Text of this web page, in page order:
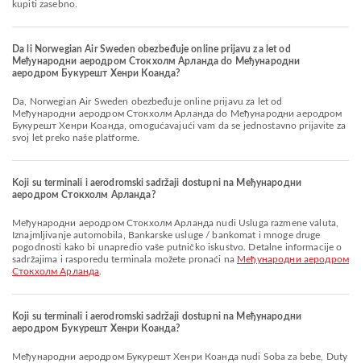
kupiti zasebno.
Da li Norwegian Air Sweden obezbeđuje online prijavu za let od
Међународни аеродром Стокхолм Арланда do Међународни
аеродром Букурешт Хенри Коанда?
Da, Norwegian Air Sweden obezbeđuje online prijavu za let od
Међународни аеродром Стокхолм Арланда do Међународни аеродром
Букурешт Хенри Коанда, omogućavajući vam da se jednostavno prijavite za
svoj let preko naše platforme.
Koji su terminali i aerodromski sadržaji dostupni na Међународни
аеродром Стокхолм Арланда?
Међународни аеродром Стокхолм Арланда nudi Usluga razmene valuta,
Iznajmljivanje automobila, Bankarske usluge / bankomat i mnoge druge
pogodnosti kako bi unapredio vaše putničko iskustvo. Detalne informacije o
sadržajima i rasporedu terminala možete pronaći na Међународни аеродром
Стокхолм Арланда
Koji su terminali i aerodromski sadržaji dostupni na Међународни
аеродром Букурешт Хенри Коанда?
Међународни аеродром Букурешт Хенри Коанда nudi Soba za bebe, Duty